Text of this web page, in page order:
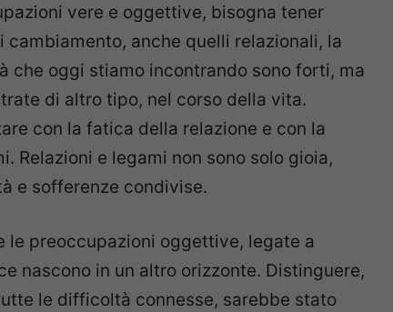
vere e oggettive, bisogna tener
anche quelli relazionali, la
oggi stiamo incontrando sono forti, ma
di altro tipo, nel corso della vita.
con la fatica della relazione e con la
Relazioni e legami non sono solo gioia,
e sofferenze condivise.
le preoccupazioni oggettive, legate a
nascono in un altro orizzonte. Distinguere,
le difficoltà connesse, sarebbe stato